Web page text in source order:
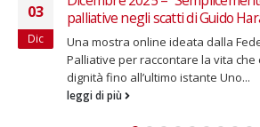
22
Alpini in concerto per il Beato
Al Conservatorio di Milano evento a
prenotazione In occasione del
morte di don Gnocchi, la...